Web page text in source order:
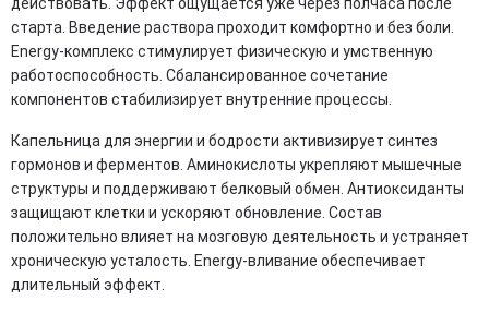
старта. Введение раствора проходит комфортно и без боли.
Energy-комплекс стимулирует физическую и умственную
работоспособность. Сбалансированное сочетание
компонентов стабилизирует внутренние процессы.
Капельница для энергии и бодрости активизирует синтез
гормонов и ферментов. Аминокислоты укрепляют мышечные
структуры и поддерживают белковый обмен. Антиоксиданты
защищают клетки и ускоряют обновление. Состав
положительно влияет на мозговую деятельность и устраняет
хроническую усталость. Energy-вливание обеспечивает
длительный эффект.